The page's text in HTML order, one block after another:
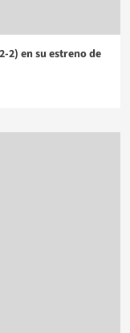
2) en su estreno de